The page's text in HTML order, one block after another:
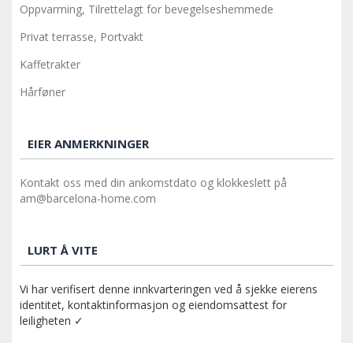
Oppvarming, Tilrettelagt for bevegelseshemmede
Privat terrasse, Portvakt
Kaffetrakter
Hårføner
EIER ANMERKNINGER
Kontakt oss med din ankomstdato og klokkeslett på
am@barcelona-home.com
LURT Å VITE
Vi har verifisert denne innkvarteringen ved å sjekke eierens
identitet, kontaktinformasjon og eiendomsattest for
leiligheten ✓